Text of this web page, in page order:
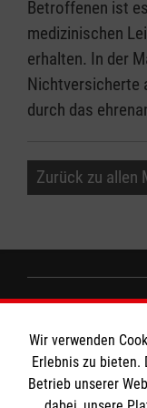
Betroffenen ist
medizinischen
erhalten. In der
Nichtversicherte
durch das
Zurück zu allen
Impressum
Wir verwenden
Erlebnis zu bieten.
Betrieb unserer